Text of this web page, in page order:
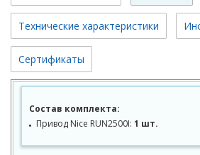
Технические характеристики
Сертификаты
Состав комплекта:
Привод Nice RUN2500I: 1 шт.